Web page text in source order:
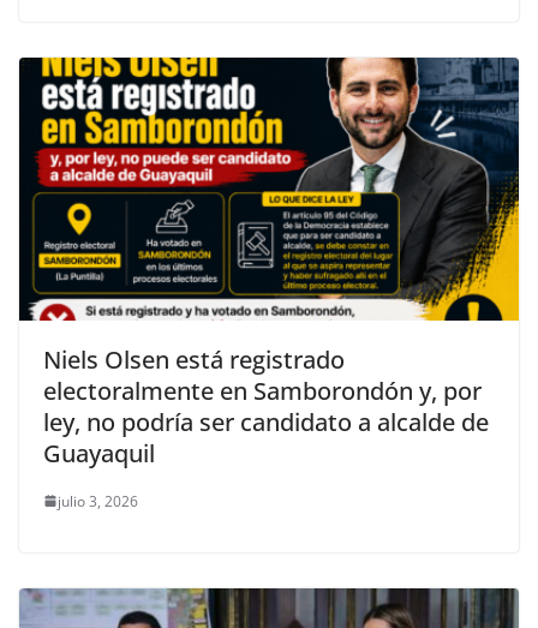
Niels Olsen está registrado
electoralmente en Samborondón y, por
ley, no podría ser candidato a alcalde de
Guayaquil
julio 3, 2026